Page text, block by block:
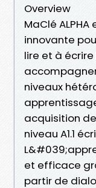
Overview
MaClé
innovante
lire et à
niveaux
acquisition
niveau A1.1
et efficace
partir de